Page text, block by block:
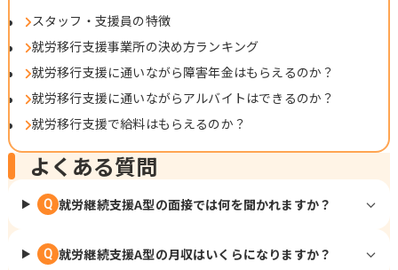
スタッフ・支援員の特徴
就労移行支援事業所の決め方ランキング
就労移行支援に通いながら障害年金はもらえるのか？
就労移行支援に通いながらアルバイトはできるのか？
就労移行支援で給料はもらえるのか？
よくある質問
Q 就労継続支援A型の面接では何を聞かれますか？
Q 就労継続支援A型の月収はいくらになりますか？